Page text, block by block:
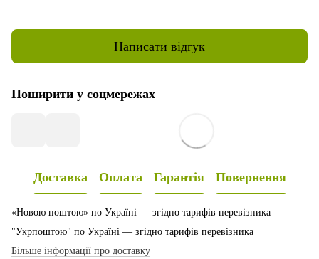
Написати відгук
Поширити у соцмережах
Доставка Оплата Гарантія Повернення
«Новою поштою» по Україні — згідно тарифів перевізника
"Укрпоштою" по Україні — згідно тарифів перевізника
Більше інформації про доставку